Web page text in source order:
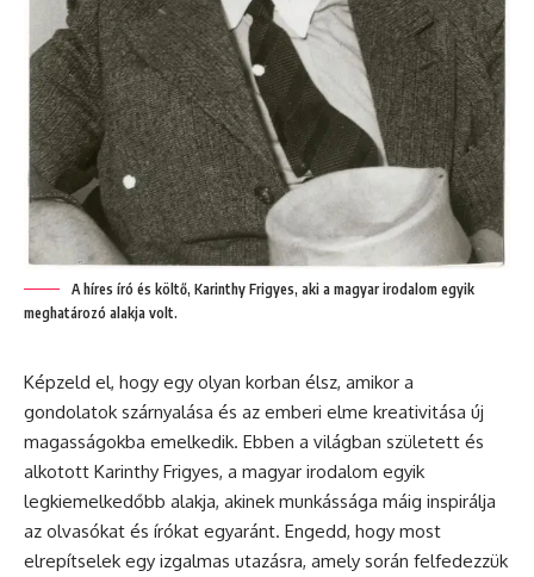
A híres író és költő, Karinthy Frigyes, aki a magyar irodalom egyik
meghatározó alakja volt.
Képzeld el, hogy egy olyan korban élsz, amikor a
gondolatok szárnyalása és az emberi elme kreativitása új
magasságokba emelkedik. Ebben a világban született és
alkotott Karinthy Frigyes, a magyar irodalom egyik
legkiemelkedőbb alakja, akinek munkássága máig inspirálja
az olvasókat és írókat egyaránt. Engedd, hogy most
elrepítselek egy izgalmas utazásra, amely során felfedezzük